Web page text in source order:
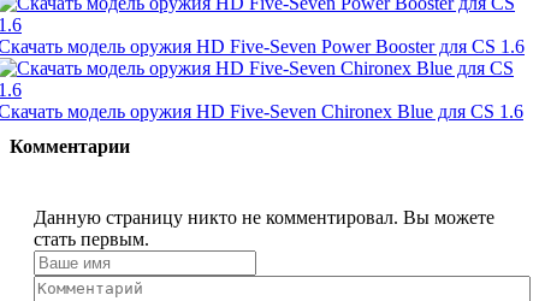
модель оружия HD Five-Seven Power Booster для CS 1.6
модель оружия HD Five-Seven Chironex Blue для CS 1.6
Комментарии
Данную страницу никто не комментировал. Вы можете
стать первым.